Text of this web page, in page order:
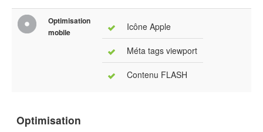
Optimisation
mobile
Icône Apple
Méta tags viewport
Contenu FLASH
Optimisation